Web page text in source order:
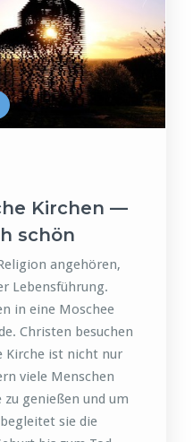
Kirchen —
schön
angehören,
Lebensführung.
in eine Moschee
Christen besuchen
Kirche ist nicht nur
viele Menschen
zu genießen und um
sie die